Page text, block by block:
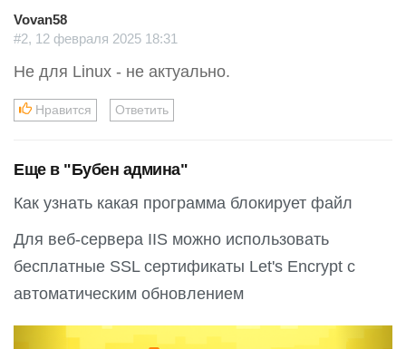
Vovan58
#2, 12 февраля 2025 18:31
Не для Linux - не актуально.
Нравится Ответить
Еще в "Бубен админа"
Как узнать какая программа блокирует файл
Для веб-сервера IIS можно использовать
бесплатные SSL сертификаты Let's Encrypt с
автоматическим обновлением